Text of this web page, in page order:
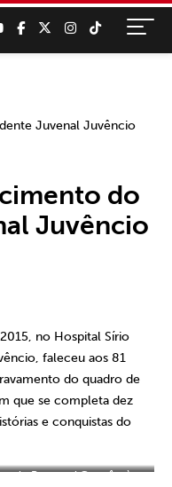
do
Juvêncio
no Hospital Sírio
faleceu aos 81
do quadro de
que se completa dez
e conquistas do
Portugal Gouvêa, à